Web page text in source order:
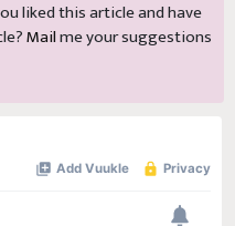
liked this article and have
Mailme your suggestions